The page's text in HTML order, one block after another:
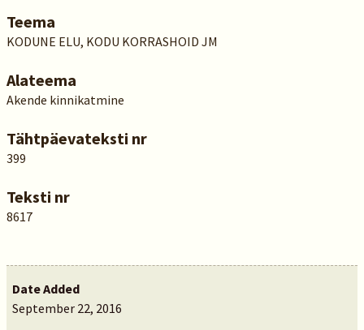
Teema
KODUNE ELU, KODU KORRASHOID JM
Alateema
Akende kinnikatmine
Tähtpäevateksti nr
399
Teksti nr
8617
Date Added
September 22, 2016